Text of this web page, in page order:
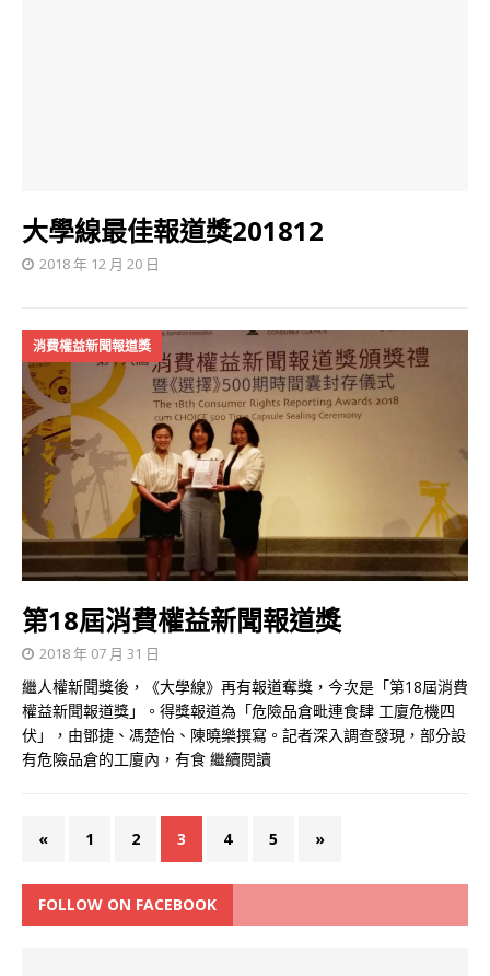
大學線最佳報道獎201812
2018 年 12 月 20 日
消費權益新聞報道獎
第18屆消費權益新聞報道獎
2018 年 07 月 31 日
繼人權新聞獎後，《大學線》再有報道奪獎，今次是「第18屆消費
權益新聞報道獎」。得獎報道為「危險品倉毗連食肆 工廈危機四
伏」，由鄧捷、馮楚怡、陳曉樂撰寫。記者深入調查發現，部分設
有危險品倉的工廈內，有食 繼續閱讀
« 1 2 3 4 5 »
FOLLOW ON FACEBOOK